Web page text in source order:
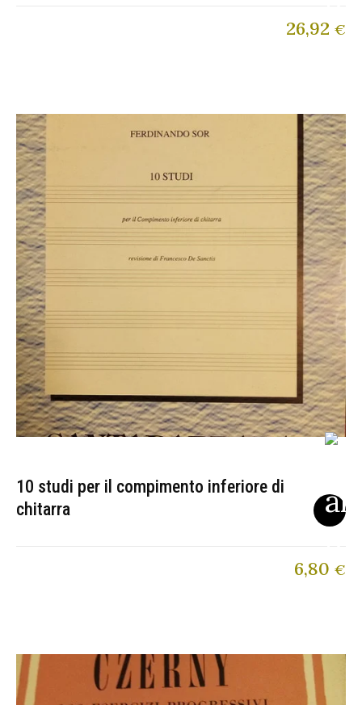
26,92 €
10 studi per il compimento inferiore di
chitarra
6,80 €